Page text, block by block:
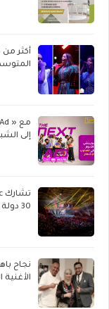
إلى
30 دولة في مؤتمر V-Convention 2026 العالمي بماليزيا